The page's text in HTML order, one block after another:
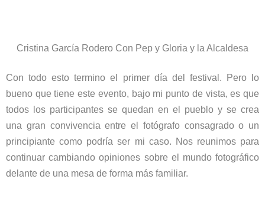
Cristina García Rodero Con Pep y Gloria y la Alcaldesa
Con todo esto termino el primer día del festival. Pero lo
bueno que tiene este evento, bajo mi punto de vista, es que
todos los participantes se quedan en el pueblo y se crea
una gran convivencia entre el fotógrafo consagrado o un
principiante como podría ser mi caso. Nos reunimos para
continuar cambiando opiniones sobre el mundo fotográfico
delante de una mesa de forma más familiar.